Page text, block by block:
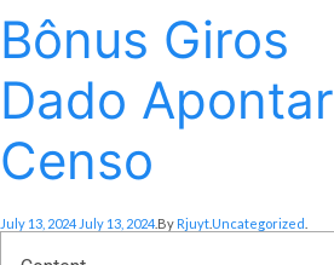
Bônus Giros
Dado Apontar
Censo
Posted On
July 13, 2024 July 13, 2024 By Rjuyt Posted In
Uncategorized
Post
navigation